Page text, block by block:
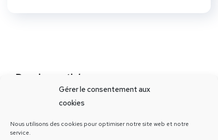
Gérer le consentement aux
cookies
Nous utilisons des cookies pour optimiser notre site web et notre
service.
Derniers articles
20 étapes techniques pour créer un article web performant
V-card NFC et cartes de visite numérique